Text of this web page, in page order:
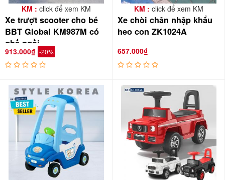
KM : click để xem KM
Xe trượt scooter cho bé
BBT Global KM987M có
ghế ngồi
913.000₫ -20%
KM : click để xem KM
Xe chòi chân nhập khẩu
heo con ZK1024A
657.000₫